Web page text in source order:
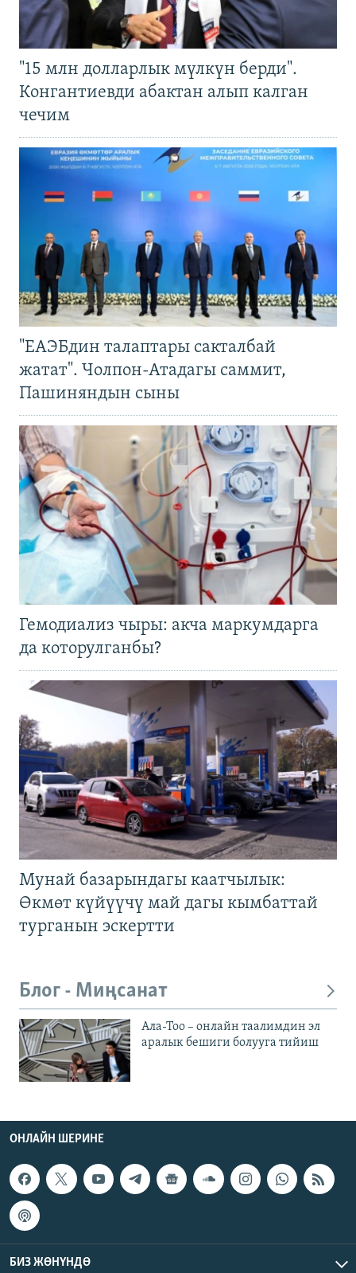
"15 млн долларлык мүлкүн берди".
Конгантиевди абактан алып калган
чечим
"ЕАЭБдин талаптары сакталбай
жатат". Чолпон-Атадагы саммит,
Пашиняндын сыны
Гемодиализ чыры: акча маркумдарга
да которулганбы?
Мунай базарындагы каатчылык:
Өкмөт күйүүчү май дагы кымбаттай
турганын эскертти
Блог - Миңсанат
Ала-Тоо – онлайн таалимдин эл
аралык бешиги болууга тийиш
ОНЛАЙН ШЕРИНЕ
БИЗ ЖӨНҮНДӨ